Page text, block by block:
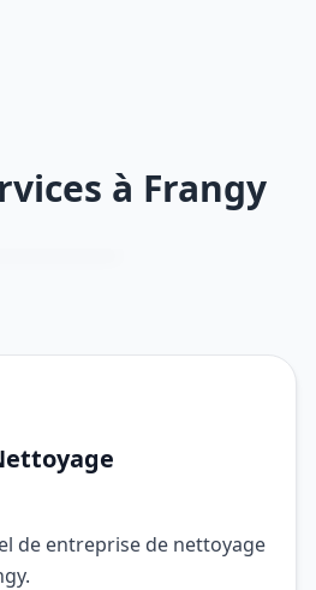
à Frangy
de entreprise de nettoyage